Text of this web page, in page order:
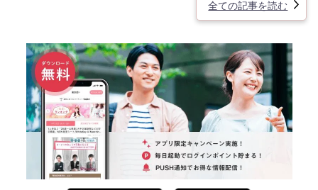
全ての記事を読む